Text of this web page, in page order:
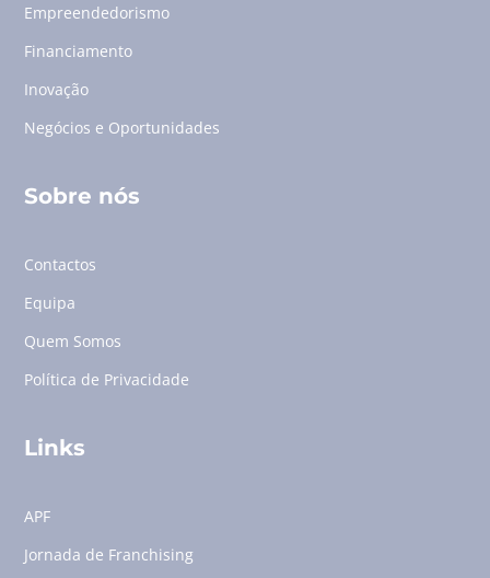
Empreendedorismo
Financiamento
Inovação
Negócios e Oportunidades
Sobre nós
Contactos
Equipa
Quem Somos
Política de Privacidade
Links
APF
Jornada de Franchising